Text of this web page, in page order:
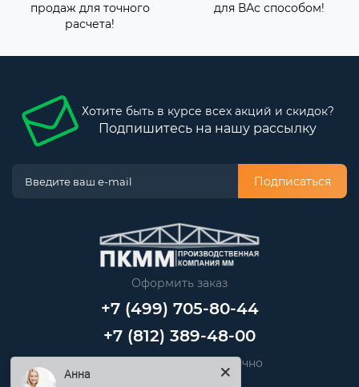
продаж для точного
расчета!
для ВАс способом!
Хотите быть в курсе всех акций и скидок?
Подпишитесь на нашу рассылку
Подписаться
Оформить заказ
+7 (499) 705-80-44
+7 (812) 389-48-00
Звоните нам круглосуточно